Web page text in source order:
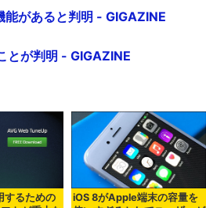
があると判明 - GIGAZINE
が判明 - GIGAZINE
するための
iOS 8がApple端末の容量を